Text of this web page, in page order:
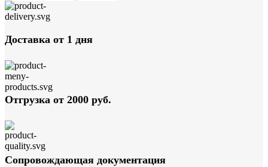
Доставка от 1 дня
Отгрузка от 2000 руб.
Сопровождающая документация